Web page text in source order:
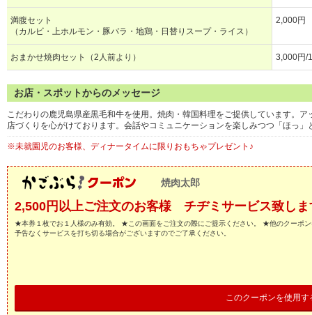
満腹セット
（カルビ・上ホルモン・豚バラ・地鶏・日替りスープ・ライス）
2,000円
おまかせ焼肉セット（2人前より） 3,000円/
お店・スポットからのメッセージ
こだわりの鹿児島県産黒毛和牛を使用。焼肉・韓国料理をご提供しています。
店づくりを心がけております。会話やコミュニケーションを楽しみつつ「ほっ
※未就園児のお客様、ディナータイムに限りおもちゃプレゼント♪
焼肉太郎
2,500円以上ご注文のお客様 チヂミサービス致しま
★本券１枚でお１人様のみ有効。 ★この画面をご注文の際にご提示ください。 ★他のクーポ
予告なくサービスを打ち切る場合がございますのでご了承ください。
このクーポンを使用す